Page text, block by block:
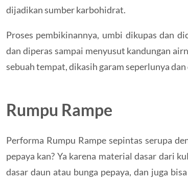
dijadikan sumber karbohidrat.
Proses pembikinannya, umbi dikupas dan
dan diperas sampai menyusut kandungan
sebuah tempat, dikasih garam seperlunya
Rumpu Rampe
Performa Rumpu Rampe sepintas serupa
pepaya kan? Ya karena material dasar dari
dasar daun atau bunga pepaya, dan juga